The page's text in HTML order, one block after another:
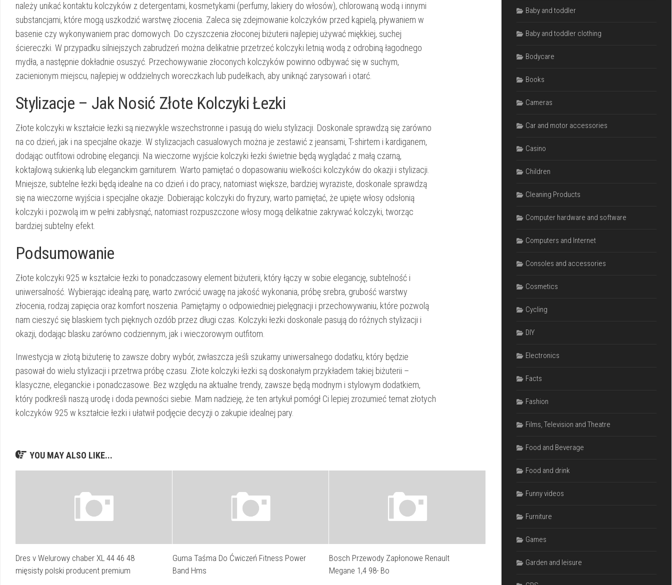
należy unikać kontaktu kolczyków z detergentami, kosmetykami (perfumy, lakiery do włosów), chlorowaną wodą i innymi
substancjami, które mogą uszkodzić warstwę złocenia. Zaleca się zdejmowanie kolczyków przed kąpielą, pływaniem w
basenie czy wykonywaniem prac domowych. Do czyszczenia złoconej biżuterii najlepiej używać miękkiej, suchej
ściereczki. W przypadku silniejszych zabrudzeń można delikatnie przetrzeć kolczyki letnią wodą z odrobiną łagodnego
mydła, a następnie dokładnie osuszyć. Przechowywanie złoconych kolczyków powinno odbywać się w suchym,
zacienionym miejscu, najlepiej w oddzielnych woreczkach lub pudełkach, aby uniknąć zarysowań i otarć.
Stylizacje – Jak Nosić Złote Kolczyki Łezki
Złote kolczyki w kształcie łezki są niezwykle wszechstronne i pasują do wielu stylizacji. Doskonale sprawdzą się zarówno
na co dzień, jak i na specjalne okazje. W stylizacjach casualowych można je zestawić z jeansami, T-shirtem i kardiganem,
dodając outfitowi odrobinę elegancji. Na wieczorne wyjście kolczyki łezki świetnie będą wyglądać z małą czarną,
koktajlową sukienką lub eleganckim garniturem. Warto pamiętać o dopasowaniu wielkości kolczyków do okazji i stylizacji.
Mniejsze, subtelne łezki będą idealne na co dzień i do pracy, natomiast większe, bardziej wyraziste, doskonale sprawdzą
się na wieczorne wyjścia i specjalne okazje. Dobierając kolczyki do fryzury, warto pamiętać, że upięte włosy odsłonią
kolczyki i pozwolą im w pełni zabłysnąć, natomiast rozpuszczone włosy mogą delikatnie zakrywać kolczyki, tworząc
bardziej subtelny efekt.
Podsumowanie
Złote kolczyki 925 w kształcie łezki to ponadczasowy element biżuterii, który łączy w sobie elegancję, subtelność i
uniwersalność. Wybierając idealną parę, warto zwrócić uwagę na jakość wykonania, próbę srebra, grubość warstwy
złocenia, rodzaj zapięcia oraz komfort noszenia. Pamiętajmy o odpowiedniej pielęgnacji i przechowywaniu, które pozwolą
nam cieszyć się blaskiem tych pięknych ozdób przez długi czas. Kolczyki łezki doskonale pasują do różnych stylizacji i
okazji, dodając blasku zarówno codziennym, jak i wieczorowym outfitom.
Inwestycja w złotą biżuterię to zawsze dobry wybór, zwłaszcza jeśli szukamy uniwersalnego dodatku, który będzie
pasował do wielu stylizacji i przetrwa próbę czasu. Złote kolczyki łezki są doskonałym przykładem takiej biżuterii –
klasyczne, eleganckie i ponadczasowe. Bez względu na aktualne trendy, zawsze będą modnym i stylowym dodatkiem,
który podkreśli naszą urodę i doda pewności siebie. Mam nadzieję, że ten artykuł pomógł Ci lepiej zrozumieć temat złotych
kolczyków 925 w kształcie łezki i ułatwił podjęcie decyzji o zakupie idealnej pary.
YOU MAY ALSO LIKE...
Dres v Welurowy chaber XL 44 46 48
mięsisty polski producent premium
Guma Taśma Do Ćwiczeń Fitness Power
Band Hms
Bosch Przewody Zapłonowe Renault
Megane 1,4 98- Bo
Baby and toddler
Baby and toddler clothing
Bodycare
Books
Cameras
Car and motor accessories
Casino
Children
Cleaning Products
Computer hardware and software
Computers and Internet
Consoles and accessories
Cosmetics
Cycling
DIY
Electronics
Facts
Fashion
Films, Television and Theatre
Food and Beverage
Food and drink
Funny videos
Furniture
Games
Garden and leisure